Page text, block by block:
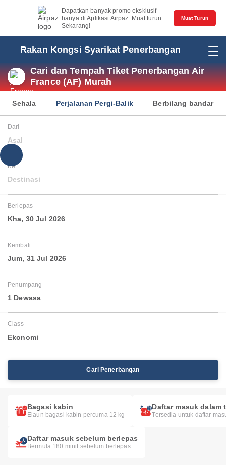
Dapatkan banyak promo eksklusif
hanya di Aplikasi Airpaz. Muat turun
Sekarang!
Muat Turun
Rakan Kongsi Syarikat Penerbangan
Cari dan Tempah Tiket Penerbangan Air
France (AF) Murah
Sehala Perjalanan Pergi-Balik Berbilang bandar
Dari
Asal
Ke
Destinasi
Berlepas
Kha, 30 Jul 2026
Kembali
Jum, 31 Jul 2026
Penumpang
1 Dewasa
Class
Ekonomi
Cari Penerbangan
Bagasi kabin
Elaun bagasi kabin percuma 12 kg
Daftar masuk dalam
Tersedia untuk daftar
Daftar masuk sebelum berlepas
Bermula 180 minit sebelum berlepas